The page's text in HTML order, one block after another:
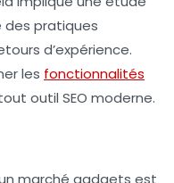
des pratiques
d’expérience.
les fonctionnalités
outil SEO moderne.
marché gadgets est